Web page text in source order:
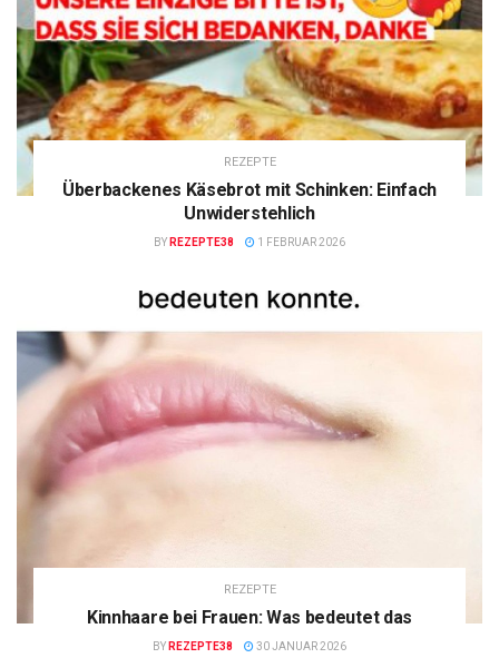
REZEPTE
Überbackenes Käsebrot mit Schinken: Einfach
Unwiderstehlich
BY REZEPTE38 1 FEBRUAR 2026
REZEPTE
Kinnhaare bei Frauen: Was bedeutet das
BY REZEPTE38 30 JANUAR 2026